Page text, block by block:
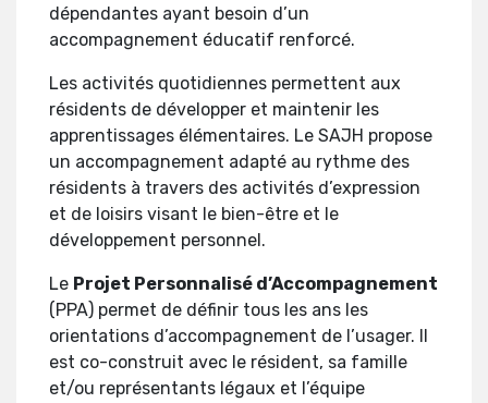
dépendantes ayant besoin d’un
accompagnement éducatif renforcé.
Les activités quotidiennes permettent aux
résidents de développer et maintenir les
apprentissages élémentaires. Le SAJH propose
un accompagnement adapté au rythme des
résidents à travers des activités d’expression
et de loisirs visant le bien-être et le
développement personnel.
Le Projet Personnalisé d’Accompagnement
(PPA) permet de définir tous les ans les
orientations d’accompagnement de l’usager. Il
est co-construit avec le résident, sa famille
et/ou représentants légaux et l’équipe